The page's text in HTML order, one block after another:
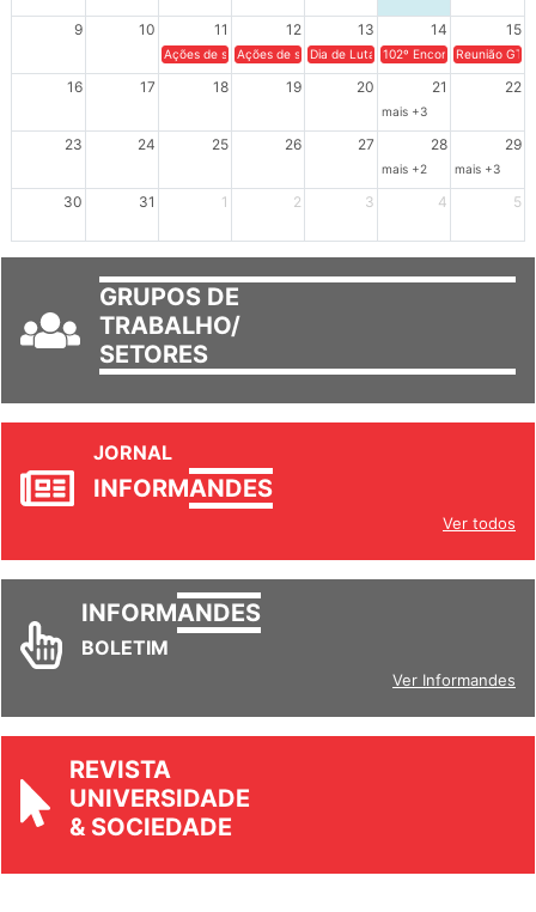
9 10 11 12 13 14 15
Ações de solidariedade a Cuba no Rio Grande do Sul - 100
Ações de solidariedade a Cuba no Rio Grande do
Dia de Luta em Defesa de Cuba e da
102º Encontro da
Reunião
16 17 18 19 20 21 22
mais +3
23 24 25 26 27 28 29
mais +2 mais +3
30 31 1 2 3 4 5
GRUPOS DE
TRABALHO/
SETORES
JORNAL
INFORMANDES
Ver todos
INFORMANDES
BOLETIM
Ver Informandes
REVISTA
UNIVERSIDADE
& SOCIEDADE